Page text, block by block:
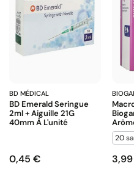
BD MÉDICAL
BD Emerald Seringue
2ml + Aiguille 21G
40mm À L'unité
Prix
0,45 €
20
Prix